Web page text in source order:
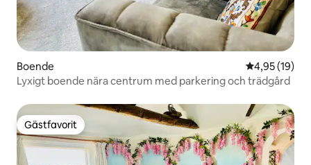
Boende 4,95 av 5 i
4,95 (19)
Lyxigt boende nära centrum med parkering och trädgård
Gästfavorit
Gästfavorit